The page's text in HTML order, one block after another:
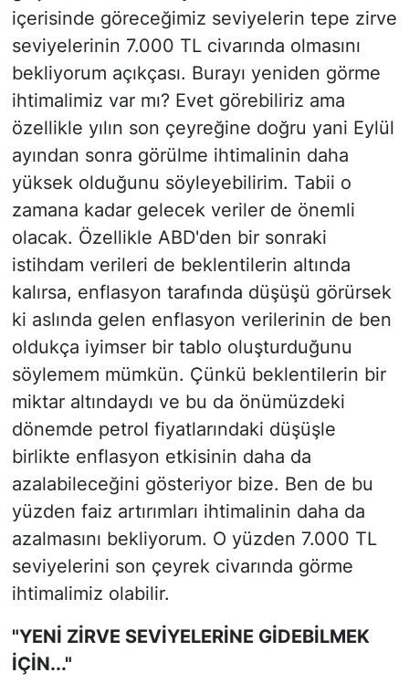
içerisinde göreceğimiz seviyelerin tepe zirve
seviyelerinin 7.000 TL civarında olmasını
bekliyorum açıkçası. Burayı yeniden görme
ihtimalimiz var mı? Evet görebiliriz ama
özellikle yılın son çeyreğine doğru yani Eylül
ayından sonra görülme ihtimalinin daha
yüksek olduğunu söyleyebilirim. Tabii o
zamana kadar gelecek veriler de önemli
olacak. Özellikle ABD'den bir sonraki
istihdam verileri de beklentilerin altında
kalırsa, enflasyon tarafında düşüşü görürsek
ki aslında gelen enflasyon verilerinin de ben
oldukça iyimser bir tablo oluşturduğunu
söylemem mümkün. Çünkü beklentilerin bir
miktar altındaydı ve bu da önümüzdeki
dönemde petrol fiyatlarındaki düşüşle
birlikte enflasyon etkisinin daha da
azalabileceğini gösteriyor bize. Ben de bu
yüzden faiz artırımları ihtimalinin daha da
azalmasını bekliyorum. O yüzden 7.000 TL
seviyelerini son çeyrek civarında görme
ihtimalimiz olabilir.
"YENİ ZİRVE SEVİYELERİNE GİDEBİLMEK
İÇİN..."